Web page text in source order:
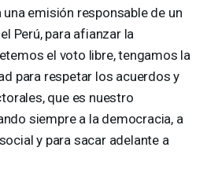
emisión responsable de un
Perú, para afianzar la
el voto libre, tengamos la
para respetar los acuerdos y
que es nuestro
siempre a la democracia, a
y para sacar adelante a